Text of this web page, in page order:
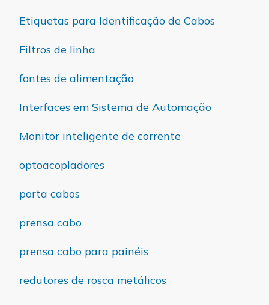
Etiquetas para Identificação de Cabos
Filtros de linha
fontes de alimentação
Interfaces em Sistema de Automação
Monitor inteligente de corrente
optoacopladores
porta cabos
prensa cabo
prensa cabo para painéis
redutores de rosca metálicos